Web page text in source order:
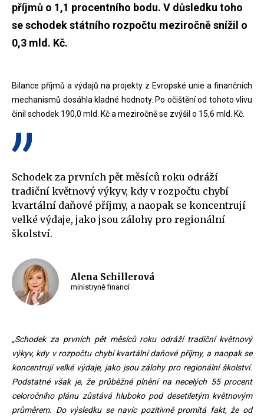
příjmů o 1,1 procentního bodu. V důsledku toho
se schodek státního rozpočtu meziročně snížil o
0,3 mld. Kč.
Bilance příjmů a výdajů na projekty z Evropské unie a finančních
mechanismů dosáhla kladné hodnoty. Po očištění od tohoto vlivu
činil schodek 190,0 mld. Kč a meziročně se zvýšil o 15,6 mld. Kč.
Schodek za prvních pět měsíců roku odráží
tradiční květnový výkyv, kdy v rozpočtu chybí
kvartální daňové příjmy, a naopak se koncentrují
velké výdaje, jako jsou zálohy pro regionální
školství.
Alena Schillerová
ministryně financí
„Schodek za prvních pět měsíců roku odráží tradiční květnový
výkyv, kdy v rozpočtu chybí kvartální daňové příjmy, a naopak se
koncentrují velké výdaje, jako jsou zálohy pro regionální školství.
Podstatné však je, že průběžné plnění na necelých 55 procent
celoročního plánu zůstává hluboko pod desetiletým květnovým
průměrem. Do výsledku se navíc pozitivně promítá fakt, že od